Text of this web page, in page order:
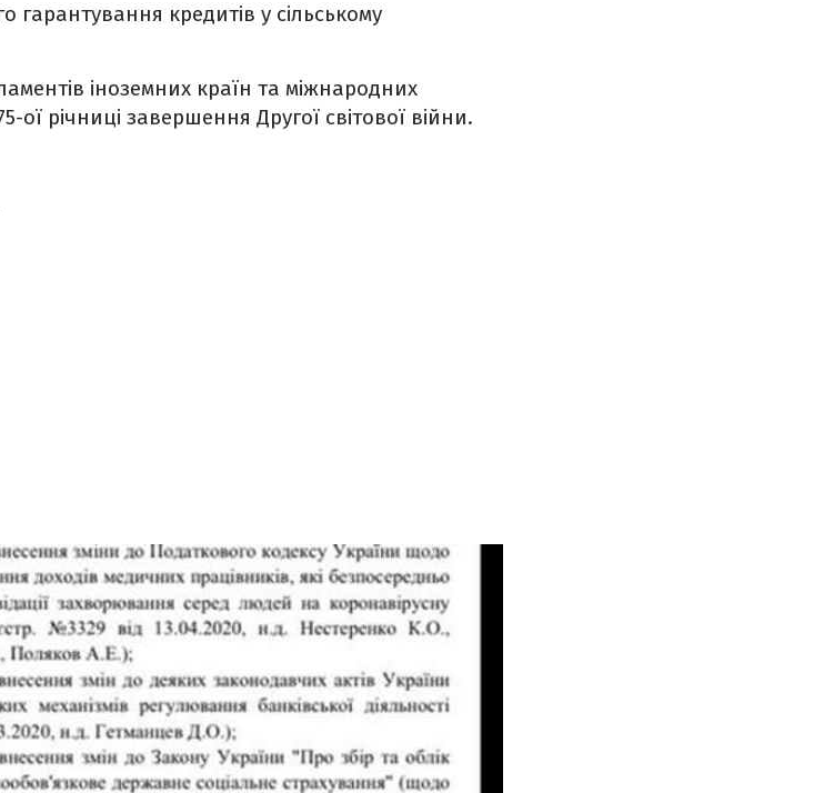
кредитів у сільському
іноземних країн та міжнародних
ої річниці завершення Другої світової війни.